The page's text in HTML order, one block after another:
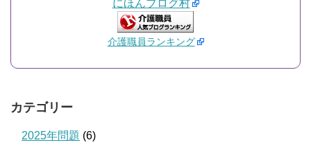
にほんブログ村
介護職員ランキング
カテゴリー
2025年問題 (6)